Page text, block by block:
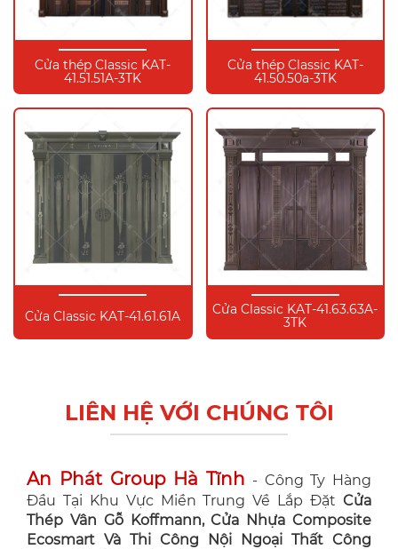
Cửa thép Classic KAT-
41.51.51A-3TK
Cửa thép Classic KAT-
41.50.50a-3TK
Cửa Classic KAT-41.61.61A
Cửa Classic KAT-41.63.63A-
3TK
LIÊN HỆ VỚI CHÚNG TÔI
An Phát Group Hà Tĩnh - Công Ty Hàng
Đầu Tại Khu Vực Miền Trung Về Lắp Đặt Cửa
Thép Vân Gỗ Koffmann, Cửa Nhựa Composite
Ecosmart Và Thi Công Nội Ngoại Thất Công